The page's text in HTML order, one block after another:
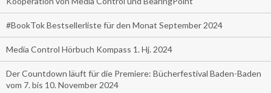
#BookTok Bestsellerliste für den Monat September 2024
Media Control Hörbuch Kompass 1. Hj. 2024
Der Countdown läuft für die Premiere: Bücherfestival Baden-Baden
vom 7. bis 10. November 2024